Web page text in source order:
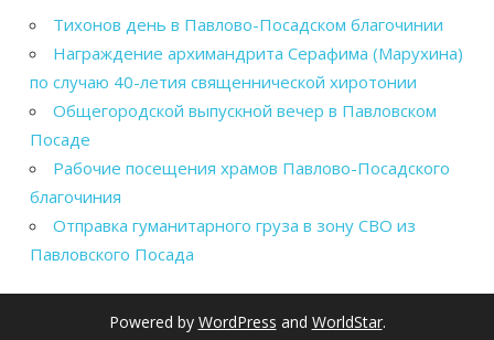
Тихонов день в Павлово-Посадском благочинии
Награждение архимандрита Серафима (Марухина)
по случаю 40-летия священнической хиротонии
Общегородской выпускной вечер в Павловском
Посаде
Рабочие посещения храмов Павлово-Посадского
благочиния
Отправка гуманитарного груза в зону СВО из
Павловского Посада
Powered by WordPress and WorldStar.